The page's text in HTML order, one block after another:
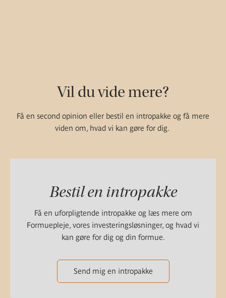
Vil du vide mere?
Få en second opinion eller bestil en intropakke og få mere
viden om, hvad vi kan gøre for dig.
Bestil en intropakke
Få en uforpligtende intropakke og læs mere om
Formuepleje, vores investeringsløsninger, og hvad vi
kan gøre for dig og din formue.
Send mig en intropakke